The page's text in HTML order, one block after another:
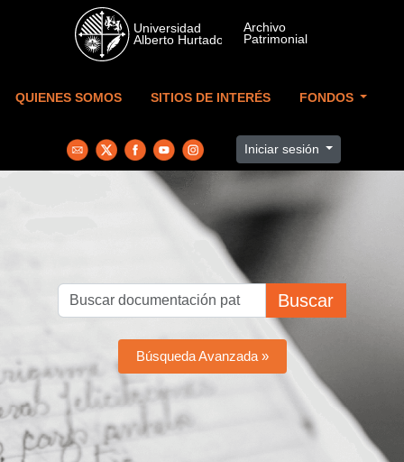
Skip to main content
QUIENES SOMOS SITIOS DE INTERÉS FONDOS
Iniciar sesión
Buscar
Búsqueda Avanzada »